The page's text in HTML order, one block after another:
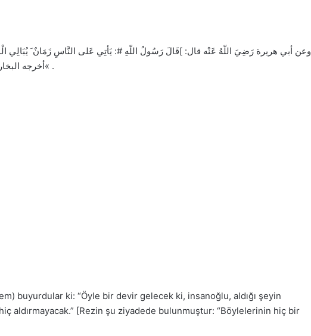
وعن أبي هريرة رَضِيَ اللّهُ عَنْه قال: ]قَالَ رَسُولُ اللّهِ #: يَأتِي عَلى النَّاسِ زَمَانٌ َ يُبَالِي
أخرجه البخاري والنسائي.وزاد رزين: »َ تُجَابُ لَهُمْ دَعْوَةٌ« .
buyurdular ki: “Öyle bir devir gelecek ki, insanoğlu, aldığı şeyin
aldırmayacak.” [Rezin şu ziyadede bulunmuştur: “Böylelerinin hiç bir